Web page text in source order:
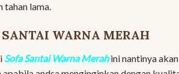
lama.
WARNA MERAH
Sofa Santai Warna Merahini nantinya